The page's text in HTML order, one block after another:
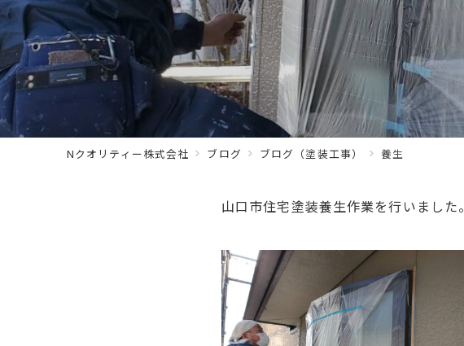
Nクオリティー株式会社 ブログ ブログ（塗装工事） 養生
山口市住宅塗装養生作業を行いました。